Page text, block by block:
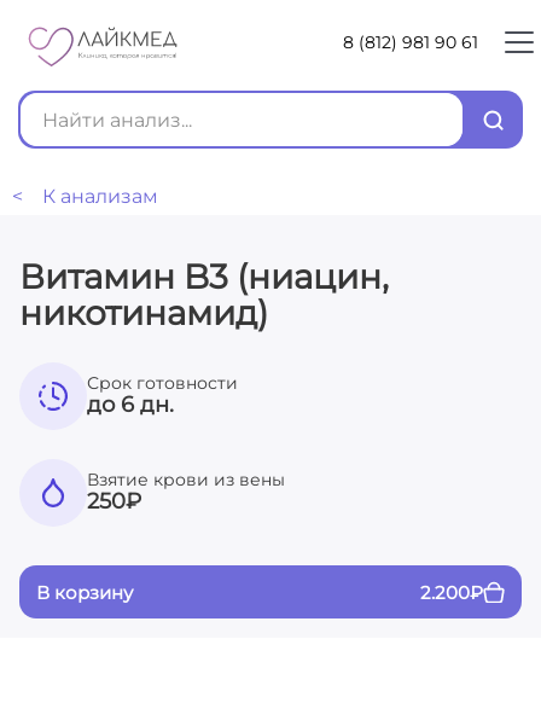
8 (812) 981 90 61
< К анализам
Витамин B3 (ниацин,
никотинамид)
Срок готовности
до 6 дн.
Взятие крови из вены
250₽
В корзину 2.200₽